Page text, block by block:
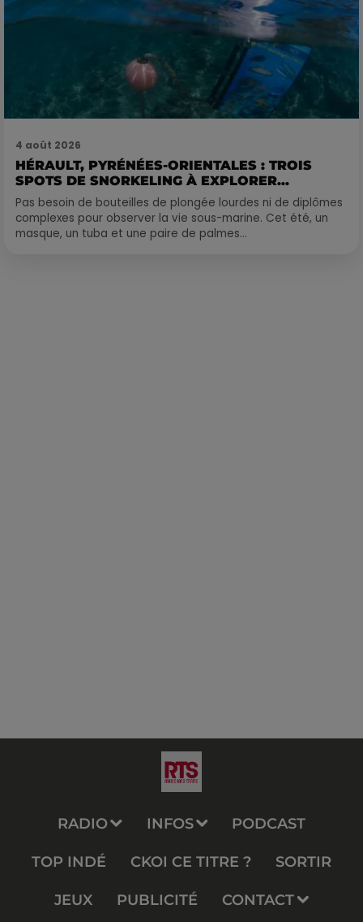
4 août 2026
HÉRAULT, PYRÉNÉES-ORIENTALES : TROIS
SPOTS DE SNORKELING À EXPLORER...
Pas besoin de bouteilles de plongée lourdes ni de diplômes
complexes pour observer la vie sous-marine. Cet été, un
masque, un tuba et une paire de palmes...
RADIO INFOS PODCAST
TOP INDÉ CKOI CE TITRE ? SORTIR
JEUX PUBLICITÉ CONTACT